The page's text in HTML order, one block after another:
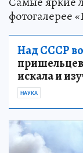
фотогалерее
Над СССР
искала и
НАУКА